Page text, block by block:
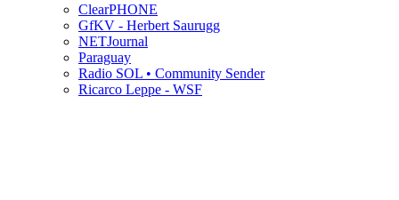
ClearPHONE
GfKV - Herbert Saurugg
NETJournal
Paraguay
Radio SOL • Community Sender
Ricarco Leppe - WSF